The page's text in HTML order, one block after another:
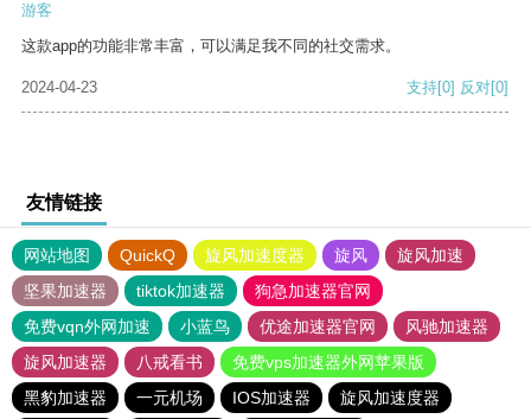
游客
这款app的功能非常丰富，可以满足我不同的社交需求。
2024-04-23 支持[0] 反对[0]
友情链接
网站地图 QuickQ 旋风加速度器 旋风
旋风加速
坚果加速器
tiktok加速器
狗急加速器官网
免费vqn外网加速
小蓝鸟 优途加速器官网
风驰加速器
旋风加速器
八戒看书
免费vps加速器外网苹果版
黑豹加速器
一元机场 IOS加速器 旋风加速度器